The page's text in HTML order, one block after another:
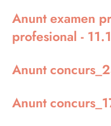
Anunt examen
profesional -
Anunt
Anunt